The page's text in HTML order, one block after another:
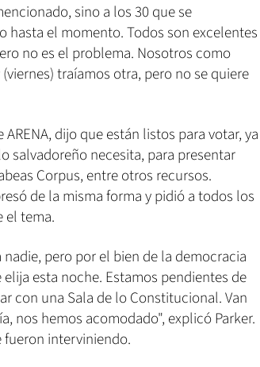
sino a los 30 que se
hasta el momento. Todos son excelentes
no es el problema. Nosotros como
traíamos otra, pero no se quiere
dijo que están listos para votar, ya
salvadoreño necesita, para presentar
Corpus, entre otros recursos.
de la misma forma y pidió a todos los
el tema.
pero por el bien de la democracia
esta noche. Estamos pendientes de
con una Sala de lo Constitucional. Van
nos hemos acomodado", explicó Parker.
interviniendo.